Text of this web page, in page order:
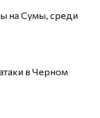
на Сумы, среди
в Черном